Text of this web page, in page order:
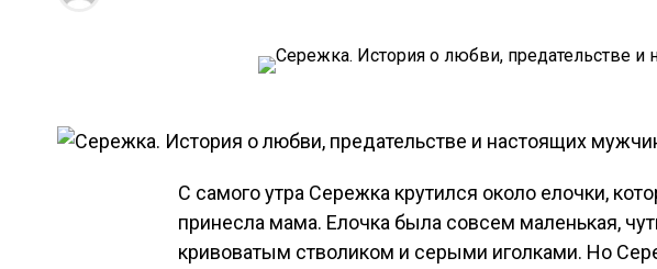
С самого утра Сережка крутился около елочки,
принесла мама. Елочка была совсем маленькая,
кривоватым стволиком и серыми иголками. Но